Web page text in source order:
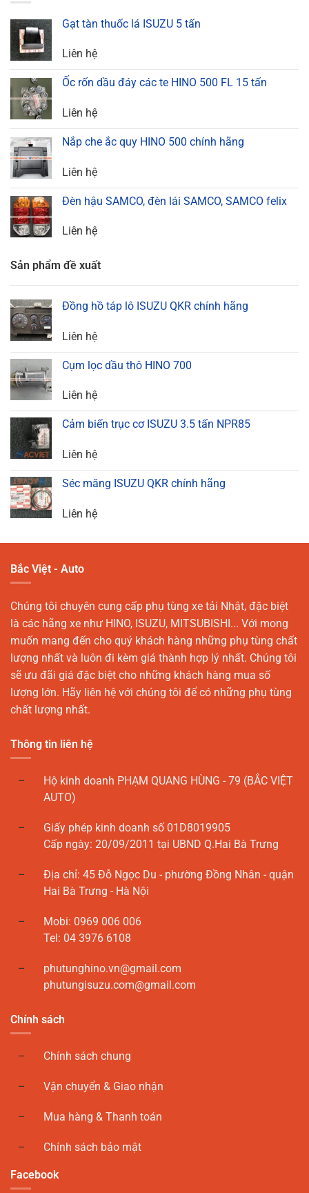
Gạt tàn thuốc lá ISUZU 5 tấn
Liên hệ
Ốc rốn dầu đáy các te HINO 500 FL 15 tấn
Liên hệ
Nắp che ắc quy HINO 500 chính hãng
Liên hệ
Đèn hậu SAMCO, đèn lái SAMCO, SAMCO felix
Liên hệ
Sản phẩm đề xuất
Đồng hồ táp lô ISUZU QKR chính hãng
Liên hệ
Cụm lọc dầu thô HINO 700
Liên hệ
Cảm biến trục cơ ISUZU 3.5 tấn NPR85
Liên hệ
Séc măng ISUZU QKR chính hãng
Liên hệ
Bắc Việt - Auto
Chúng tôi chuyên cung cấp phụ tùng xe tải Nhật, đặc biệt
là các hãng xe như HINO, ISUZU, MITSUBISHI... Với mong
muốn mang đến cho quý khách hàng những phụ tùng chất
lượng nhất và luôn đi kèm giá thành hợp lý nhất. Chúng tôi
sẽ ưu đãi giá đặc biệt cho những khách hàng mua số
lượng lớn. Hãy liên hệ với chúng tôi để có những phụ tùng
chất lượng nhất.
Thông tin liên hệ
Hộ kinh doanh PHẠM QUANG HÙNG - 79 (BẮC VIỆT
AUTO)
Giấy phép kinh doanh số 01D8019905
Cấp ngày: 20/09/2011 tại UBND Q.Hai Bà Trưng
Địa chỉ: 45 Đỗ Ngọc Du - phường Đồng Nhân - quận
Hai Bà Trưng - Hà Nội
Mobi: 0969 006 006
Tel: 04 3976 6108
phutunghino.vn@gmail.com
phutungisuzu.com@gmail.com
Chính sách
Chính sách chung
Vận chuyển & Giao nhận
Mua hàng & Thanh toán
Chính sách bảo mật
Facebook